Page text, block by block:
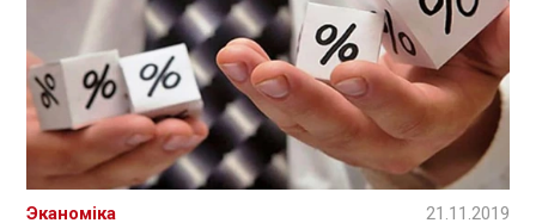
Эканоміка 21.11.2019